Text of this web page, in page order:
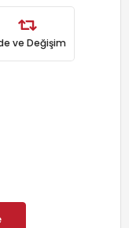
ve Değişim